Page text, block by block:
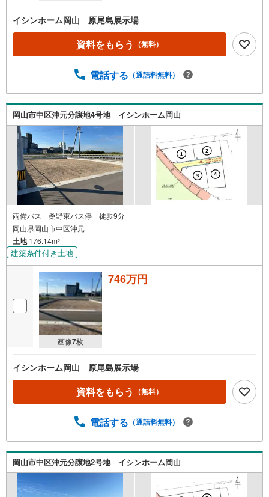
イシンホーム岡山 原尾島展示場
資料をもらう （無料）
電話する （通話料無料）
岡山市中区沖元分譲地4号地 イシンホーム岡山
両備バス 桑野東バス停 徒歩9分
岡山県岡山市中区沖元
土地176.14m2
建築条件付き土地
画像7枚
746万円
イシンホーム岡山 原尾島展示場
資料をもらう （無料）
電話する （通話料無料）
岡山市中区沖元分譲地2号地 イシンホーム岡山